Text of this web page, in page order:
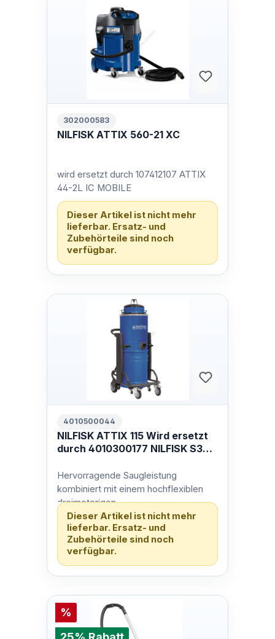
302000583
NILFISK ATTIX 560-21 XC
wird ersetzt durch 107412107 ATTIX
44-2L IC MOBILE
Dieser Artikel ist nicht mehr
lieferbar. Ersatz- und
Zubehörteile sind noch
verfügbar.
4010500044
NILFISK ATTIX 115 Wird ersetzt
durch 4010300177 NILFISK S3
Hervorragende Saugleistung
kombiniert mit einem hochflexiblen
dreimotorigen
Nass-/TrockensaugerDer ATTIX 115
und ATTIX 125 sind einfach zu b…
Dieser Artikel ist nicht mehr
lieferbar. Ersatz- und
Zubehörteile sind noch
verfügbar.
%